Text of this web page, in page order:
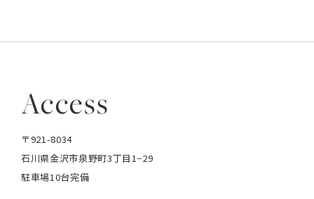
Access
〒921-8034
石川県金沢市泉野町3丁目1−29
駐車場10台完備